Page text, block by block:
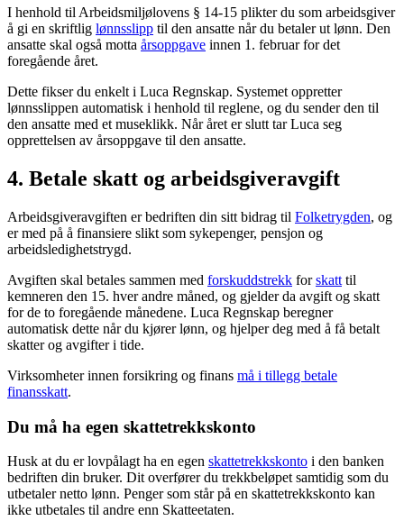
I henhold til Arbeidsmiljølovens § 14-15 plikter du som arbeidsgiver
å gi en skriftlig lønnsslipp til den ansatte når du betaler ut lønn. Den
ansatte skal også motta årsoppgave innen 1. februar for det
foregående året.
Dette fikser du enkelt i Luca Regnskap. Systemet oppretter
lønnsslippen automatisk i henhold til reglene, og du sender den til
den ansatte med et museklikk. Når året er slutt tar Luca seg
opprettelsen av årsoppgave til den ansatte.
4. Betale skatt og arbeidsgiveravgift
Arbeidsgiveravgiften er bedriften din sitt bidrag til Folketrygden, og
er med på å finansiere slikt som sykepenger, pensjon og
arbeidsledighetstrygd.
Avgiften skal betales sammen med forskuddstrekk forskatt til
kemneren den 15. hver andre måned, og gjelder da avgift og skatt
for de to foregående månedene. Luca Regnskap beregner
automatisk dette når du kjører lønn, og hjelper deg med å få betalt
skatter og avgifter i tide.
Virksomheter innen forsikring og finans må i tillegg betale
finansskatt.
Du må ha egen skattetrekkskonto
Husk at du er lovpålagt ha en egen skattetrekkskonto i den banken
bedriften din bruker. Dit overfører du trekkbeløpet samtidig som du
utbetaler netto lønn. Penger som står på en skattetrekkskonto kan
ikke utbetales til andre enn Skatteetaten.